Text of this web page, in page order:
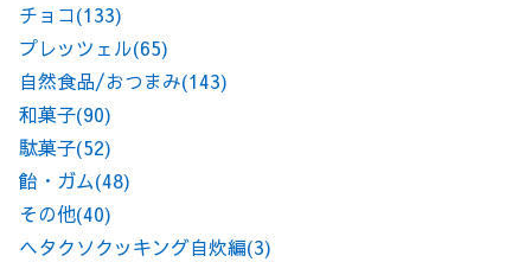
チョコ(133)
プレッツェル(65)
自然食品/おつまみ(143)
和菓子(90)
駄菓子(52)
飴・ガム(48)
その他(40)
ヘタクソクッキング自炊編(3)